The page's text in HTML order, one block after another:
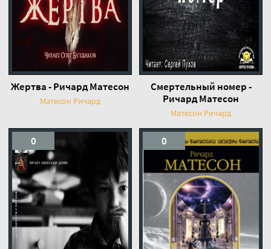
Жертва - Ричард Матесон
Матесон Ричард
Смертельный номер -
Ричард Матесон
Матесон Ричард
0 0